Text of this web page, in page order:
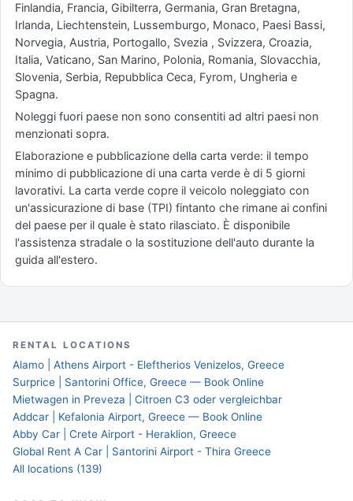
Finlandia, Francia, Gibilterra, Germania, Gran Bretagna,
Irlanda, Liechtenstein, Lussemburgo, Monaco, Paesi Bassi,
Norvegia, Austria, Portogallo, Svezia , Svizzera, Croazia,
Italia, Vaticano, San Marino, Polonia, Romania, Slovacchia,
Slovenia, Serbia, Repubblica Ceca, Fyrom, Ungheria e
Spagna.
Noleggi fuori paese non sono consentiti ad altri paesi non
menzionati sopra.
Elaborazione e pubblicazione della carta verde: il tempo
minimo di pubblicazione di una carta verde è di 5 giorni
lavorativi. La carta verde copre il veicolo noleggiato con
un'assicurazione di base (TPI) fintanto che rimane ai confini
del paese per il quale è stato rilasciato. È disponibile
l'assistenza stradale o la sostituzione dell'auto durante la
guida all'estero.
RENTAL LOCATIONS
Alamo | Athens Airport - Eleftherios Venizelos, Greece
Surprice | Santorini Office, Greece — Book Online
Mietwagen in Preveza | Citroen C3 oder vergleichbar
Addcar | Kefalonia Airport, Greece — Book Online
Abby Car | Crete Airport - Heraklion, Greece
Global Rent A Car | Santorini Airport - Thira Greece
All locations (139)